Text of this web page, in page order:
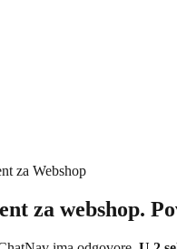
za Webshop
za webshop.